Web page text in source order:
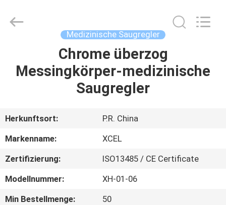
ÜBER
UNS
FABRIK-
AUSFLUG
Medizinische Saugregler
Chrome überzog
Messingkörper-medizinische
Saugregler
Herkunftsort:
P.R. China
Markenname:
XCEL
Zertifizierung:
ISO13485 / CE Certificate
Modellnummer:
XH-01-06
Min Bestellmenge:
50